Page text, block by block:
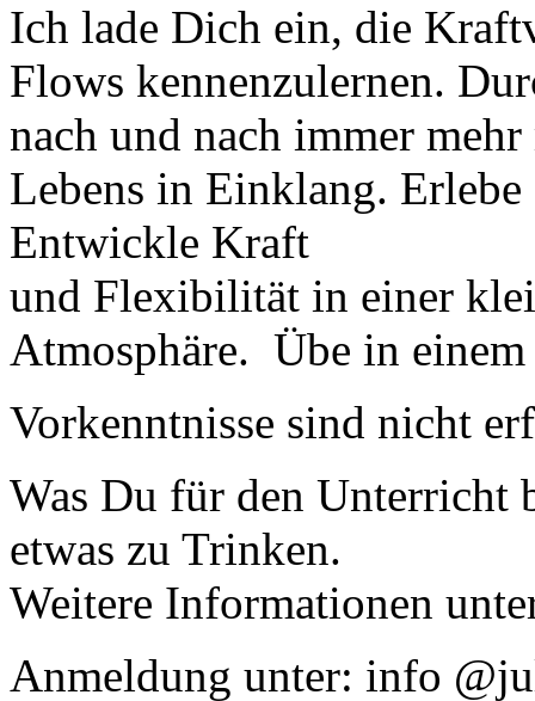
Ich lade Dich ein, die
Flows kennenzulernen.
nach und nach immer
Lebens in Einklang.
Entwickle Kraft
und Flexibilität in einer
Atmosphäre. Übe in
Vorkenntnisse sind nicht
Was Du für den Unterricht
etwas zu Trinken.
Weitere Informationen
Anmeldung unter: info